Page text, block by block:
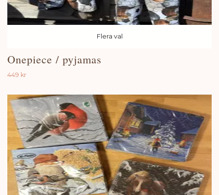
Flera val
Onepiece / pyjamas
449 kr